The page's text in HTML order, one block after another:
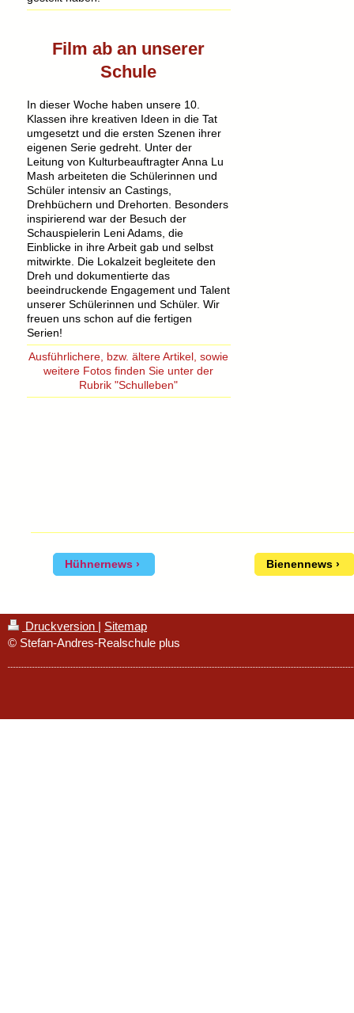
Film ab an unserer
Schule
In dieser Woche haben unsere 10.
Klassen ihre kreativen Ideen in die Tat
umgesetzt und die ersten Szenen ihrer
eigenen Serie gedreht. Unter der
Leitung von Kulturbeauftragter Anna Lu
Mash arbeiteten die Schülerinnen und
Schüler intensiv an Castings,
Drehbüchern und Drehorten. Besonders
inspirierend war der Besuch der
Schauspielerin Leni Adams, die
Einblicke in ihre Arbeit gab und selbst
mitwirkte. Die Lokalzeit begleitete den
Dreh und dokumentierte das
beeindruckende Engagement und Talent
unserer Schülerinnen und Schüler. Wir
freuen uns schon auf die fertigen
Serien!
Ausführlichere, bzw. ältere Artikel, sowie
weitere Fotos finden Sie unter der
Rubrik "Schulleben"
Hühnernews Bienennews
Druckversion | Sitemap
© Stefan-Andres-Realschule plus